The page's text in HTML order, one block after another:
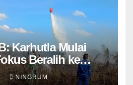
Karhutla Mulai
Beralih ke
Titik Api dan
NINGRUM